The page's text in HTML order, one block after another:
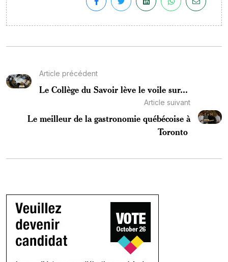
Article précédent
Le Collège du Savoir lève le voile sur...
Article suivant
Le meilleur de la gastronomie québécoise à
Toronto